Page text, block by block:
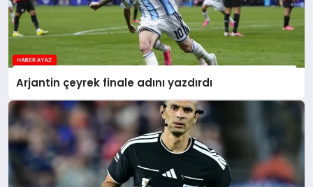
Arjantin çeyrek finale adını yazdırdı